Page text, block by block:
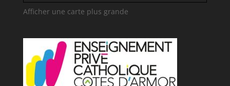
Afficher une carte plus grande